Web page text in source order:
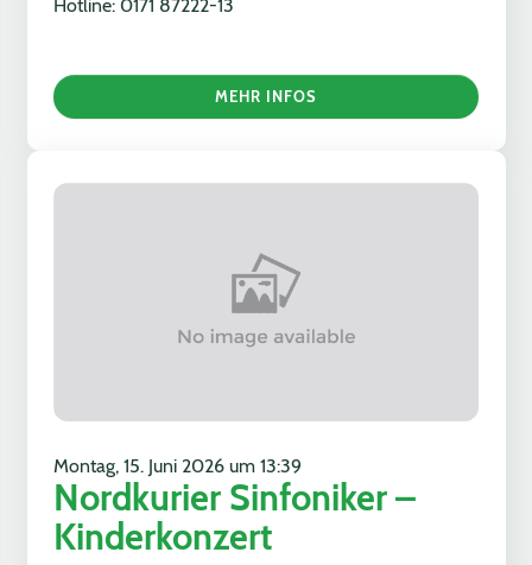
Hotline: 0171 87222-13
MEHR INFOS
Montag, 15. Juni 2026 um 13:39
Nordkurier Sinfoniker –
Kinderkonzert